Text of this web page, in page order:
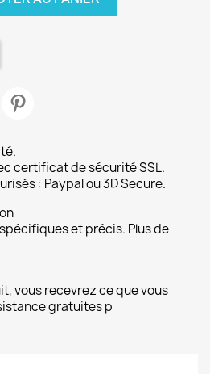
certificat de sécurité SSL.
: Paypal ou 3D Secure.
et précis. Plus de
vous recevrez ce que vous
gratuites p